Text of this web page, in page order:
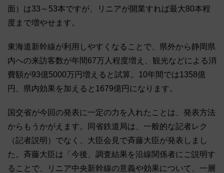
面）は33～53本ですが、リニアが開業すれば最大80本程
度まで増やせます。
東海道新幹線が利用しやすくなることで、県外から静岡県
内への来訪客数が年間67万人程度増え、観光などによる消
費額が93億5000万円増えると試算。10年間では1358億
円、県内効果を加えると1679億円になります。
国交省が今回の発表に一定の力を入れたことは、発表方法
からもうかがえます。同省鉄道局は、一般的な記者レク
（記者説明）でなく、大臣会見で斉藤大臣が発表しまし
た。斉藤大臣は「今後、調査結果を沿線関係者にご説明す
ることで、リニア中央新幹線の意義や効果について、一層